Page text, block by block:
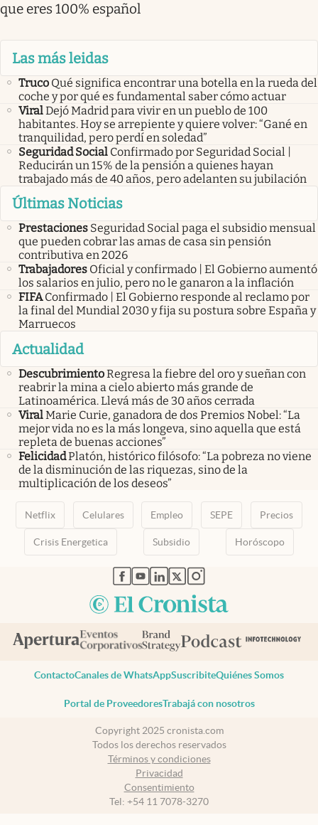
que eres 100% español
Las más leidas
Truco Qué significa encontrar una botella en la rueda del
coche y por qué es fundamental saber cómo actuar
ViralDejó Madrid para vivir en un pueblo de 100
habitantes. Hoy se arrepiente y quiere volver: “Gané en
tranquilidad, pero perdí en soledad”
Seguridad Social Confirmado por Seguridad Social |
Reducirán un 15% de la pensión a quienes hayan
trabajado más de 40 años, pero adelanten su jubilación
Últimas Noticias
Prestaciones Seguridad Social paga el subsidio mensual
que pueden cobrar las amas de casa sin pensión
contributiva en 2026
Trabajadores Oficial y confirmado | El Gobierno aumentó
los salarios en julio, pero no le ganaron a la inflación
FIFA Confirmado | El Gobierno responde al reclamo por
la final del Mundial 2030 y fija su postura sobre España y
Marruecos
Actualidad
DescubrimientoRegresa la fiebre del oro y sueñan con
reabrir la mina a cielo abierto más grande de
Latinoamérica. Llevá más de 30 años cerrada
ViralMarie Curie, ganadora de dos Premios Nobel: “La
mejor vida no es la más longeva, sino aquella que está
repleta de buenas acciones”
FelicidadPlatón, histórico filósofo: “La pobreza no viene
de la disminución de las riquezas, sino de la
multiplicación de los deseos”
Netflix Celulares Empleo SEPE Precios
Crisis Energetica Subsidio Horóscopo
abre en nueva pestaña
abre en nueva pestaña
abre en nueva pestaña
abre en nueva pestaña
abre en nueva pestaña
ContactoCanales de WhatsAppSuscribiteQuiénes Somos
Portal de ProveedoresTrabajá con nosotros
Copyright 2025 cronista.com
Todos los derechos reservados
Términos y condiciones
Privacidad
Consentimiento
Tel: +54 11 7078-3270